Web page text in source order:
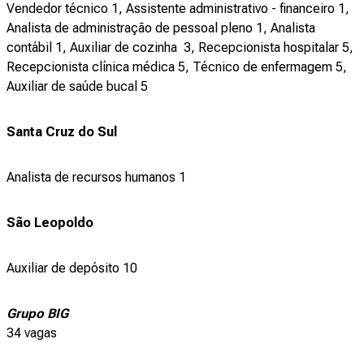
Vendedor técnico 1, Assistente administrativo - financeiro 1,
Analista de administração de pessoal pleno 1, Analista
contábil 1, Auxiliar de cozinha 3, Recepcionista hospitalar 5,
Recepcionista clínica médica 5, Técnico de enfermagem 5,
Auxiliar de saúde bucal 5
Santa Cruz do Sul
Analista de recursos humanos 1
São Leopoldo
Auxiliar de depósito 10
Grupo BIG
34 vagas